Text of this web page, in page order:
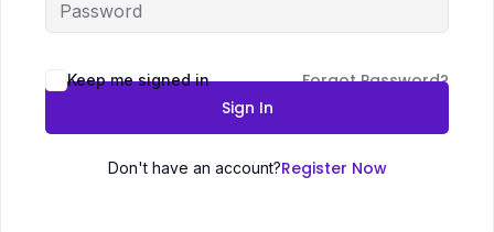
Keep me signed in
Forgot Password?
Sign In
Don't have an account?Register Now